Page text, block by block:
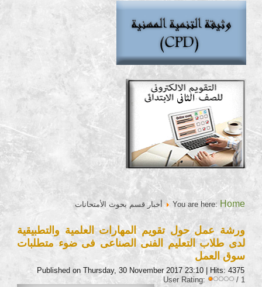
You are here: Home أخبار قسم بحوث الأمتحانات
ورشة عمل حول تقويم المهارات العلمية والتطبيقية
لدى طلاب التعليم الفنى الصناعى فى ضوء متطلبات
سوق العمل
Published on Thursday, 30 November 2017 23:10| Hits: 4375
User Rating:
/ 1